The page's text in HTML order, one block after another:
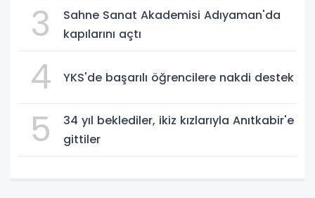
3
Sahne Sanat Akademisi Adıyaman'da
kapılarını açtı
4 YKS'de başarılı öğrencilere nakdi destek
5
34 yıl beklediler, ikiz kızlarıyla Anıtkabir'e
gittiler